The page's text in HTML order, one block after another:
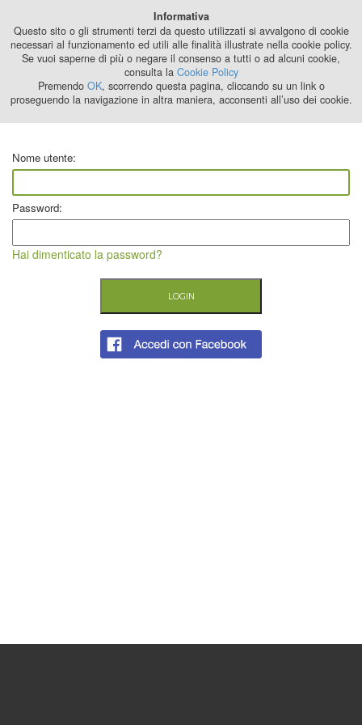
2024
Nome utente:
Password:
Hai dimenticato la password?
Informativa
Questo sito o gli strumenti terzi da questo utilizzati si avvalgono di cookie
necessari al funzionamento ed utili alle finalità illustrate nella cookie policy.
Se vuoi saperne di più o negare il consenso a tutti o ad alcuni cookie,
consulta la Cookie Policy
Premendo OK, scorrendo questa pagina, cliccando su un link o
proseguendo la navigazione in altra maniera, acconsenti all’uso dei cookie.